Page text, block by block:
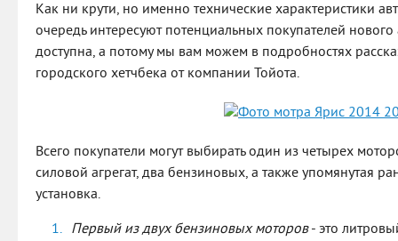
Как ни крути, но именно технические характеристики
очередь интересуют потенциальных покупателей
доступна, а потому мы вам можем в подробностях
городского хетчбека от компании Тойота.
Всего покупатели могут выбирать один из четырех
силовой агрегат, два бензиновых, а также упомянутая
установка.
Первый из двух бензиновых моторов- это